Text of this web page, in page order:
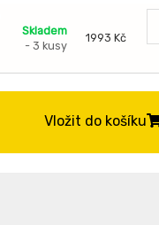
Skladem
- 3 kusy
1993 Kč
Vložit do košíku